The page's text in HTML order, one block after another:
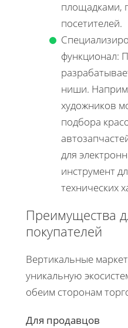
площадками,
посетителей.
функционал:
ниши.
художников
подбора
для
инструмент
технических
Преимущества
покупателей
Вертикальные
уникальную
обеим сторонам
Для продавцов